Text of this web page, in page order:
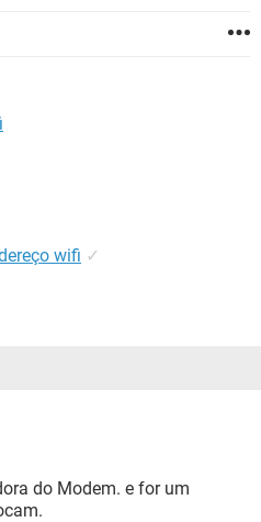
wifi ✓
do Modem. e for um